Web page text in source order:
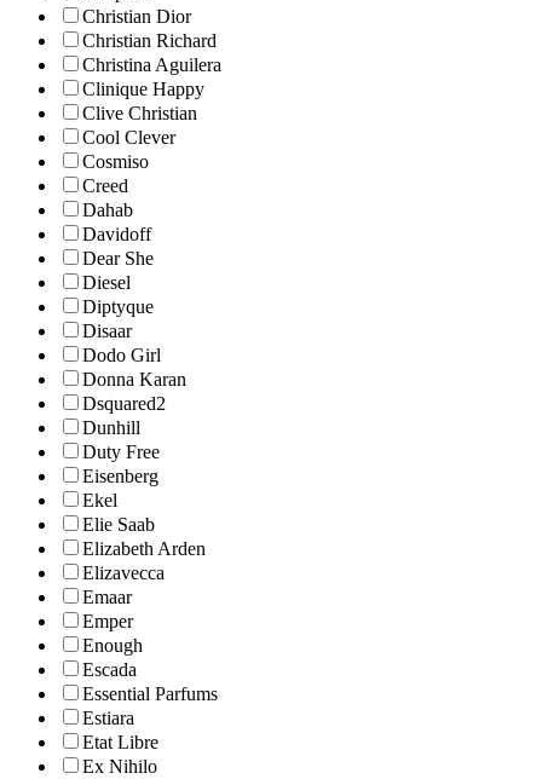
Christian Dior
Christian Richard
Christina Aguilera
Clinique Happy
Clive Christian
Cool Clever
Cosmiso
Creed
Dahab
Davidoff
Dear She
Diesel
Diptyque
Disaar
Dodo Girl
Donna Karan
Dsquared2
Dunhill
Duty Free
Eisenberg
Ekel
Elie Saab
Elizabeth Arden
Elizavecca
Emaar
Emper
Enough
Escada
Essential Parfums
Estiara
Etat Libre
Ex Nihilo